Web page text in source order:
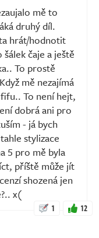
mě to
druhý díl.
hrát/hodnotit
čaje a ještě
To prostě
mě nezajímá
To není hejt,
dobrá ani pro
- já bych
stylizace
5 pro mě byla
příště může jít
shozená jen
x(
1 12